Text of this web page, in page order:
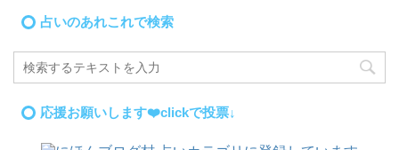
占いのあれこれで検索
応援お願いします❤️clickで投票↓